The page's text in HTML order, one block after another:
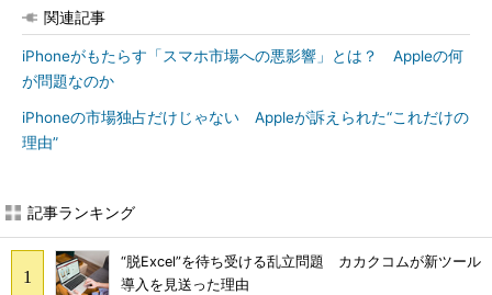
関連記事
iPhoneがもたらす「スマホ市場への悪影響」とは？ Appleの何
が問題なのか
iPhoneの市場独占だけじゃない Appleが訴えられた“これだけの
理由”
記事ランキング
“脱Excel”を待ち受ける乱立問題 カカクコムが新ツール
導入を見送った理由